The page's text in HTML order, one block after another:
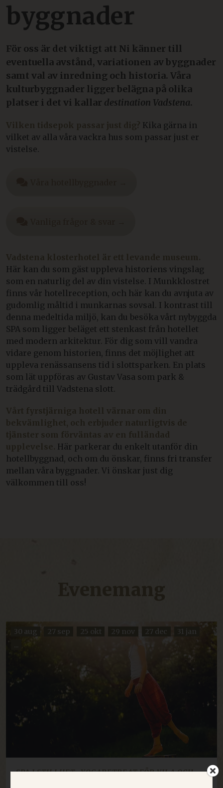
byggnader
För oss är det viktigt att Ni känner till
eventuella avstånd, variationen av byggnader
samt val av inredning och historia. Våra
kulturbyggnader ligger belägna på olika
platser i det vi kallar destination Vadstena.
Vilken tidsepok passar just dig? Kika gärna in
vilket av alla våra vackra hus som passar just er
vistelse.
Vadstena klosterhotel är ett levande museum.
Här kan du som gäst uppleva historiens vingslag
som en naturlig del av din vistelse. I Munkklostret
finns vår hotellreception, och här kan du avnjuta av
gudomlig måltid i munkarnas sovsal. I kontrast till
denna medeltida miljö, kan du besöka vårt nybyggda
SPA som ligger beläget ett stenkast från hotellet
med modern arkitektur. För dig som vill vandra
vidare genom historien, finns det möjlighet att
uppleva renässansens tid i slottsparken. En plats
som lät uppföras av Gustav Vasa som park &
trädgård till Vadstena slott.
Vårt fyrstjärniga hotell värnar om din
bekvämlighet, och erbjuder naturligtvis de
tjänster som förväntas av en fulländad
upplevelse. Här parkerar du enkelt utanför din
hotellbyggnad, och om du önskar, finns fri transfer
mellan våra byggnader. Vi önskar just dig
välkommen till oss!
30 aug 27 sep 25 okt 29 nov 27 dec
31 jan
...
SPA I STILLHET- YOGARETREAT FÖR VILA OCH